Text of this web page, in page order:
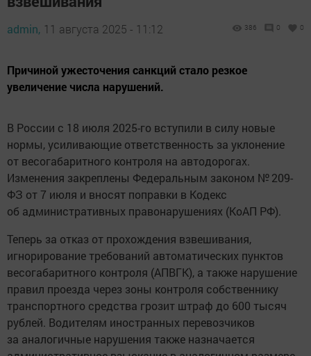
admin, 11 августа 2025 - 11:12 386 0 0
Причиной ужесточения санкций стало резкое
увеличение числа нарушений.
В России с 18 июля 2025-го вступили в силу новые
нормы, усиливающие ответственность за уклонение
от весогабаритного контроля на автодорогах.
Изменения закреплены Федеральным законом № 209-
ФЗ от 7 июля и вносят поправки в Кодекс
об административных правонарушениях (КоАП РФ).
Теперь за отказ от прохождения взвешивания,
игнорирование требований автоматических пунктов
весогабаритного контроля (АПВГК), а также нарушение
правил проезда через зоны контроля собственнику
транспортного средства грозит штраф до 600 тысяч
рублей. Водителям иностранных перевозчиков
за аналогичные нарушения также назначается